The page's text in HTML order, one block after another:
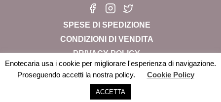
AGGIUNGI AL CARRELLO
SPESE DI SPEDIZIONE
CONDIZIONI DI VENDITA
PRIVACY POLICY
CHI SIAMO
Enotecaria Srl Società Benefit – P.iva: 04822280238 –
info@enotecaria.it
Enotecaria usa i cookie per migliorare l'esperienza di navigazione.
Proseguendo accetti la nostra policy.
Cookie Policy
ACCETTA